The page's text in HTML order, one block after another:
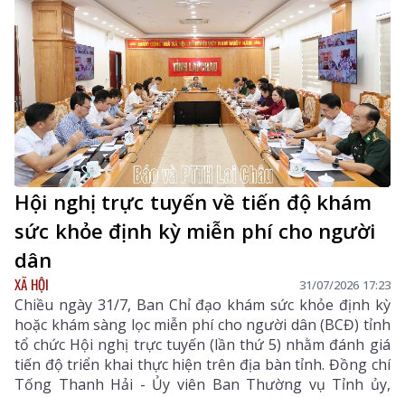
Hội nghị trực tuyến về tiến độ khám
sức khỏe định kỳ miễn phí cho người
dân
XÃ HỘI 31/07/2026 17:23
Chiều ngày 31/7, Ban Chỉ đạo khám sức khỏe định kỳ
hoặc khám sàng lọc miễn phí cho người dân (BCĐ) tỉnh
tổ chức Hội nghị trực tuyến (lần thứ 5) nhằm đánh giá
tiến độ triển khai thực hiện trên địa bàn tỉnh. Đồng chí
Tống Thanh Hải - Ủy viên Ban Thường vụ Tỉnh ủy,